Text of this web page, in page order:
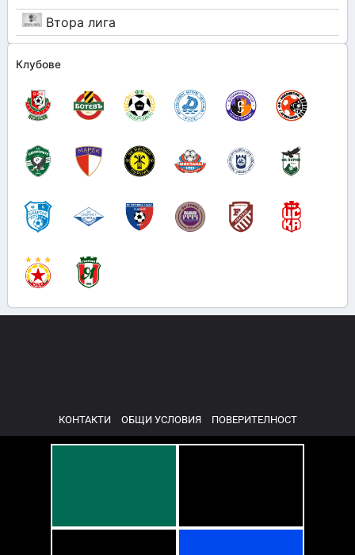
Втора лига
Клубове
КОНТАКТИ ОБЩИ УСЛОВИЯ ПОВЕРИТЕЛНОСТ